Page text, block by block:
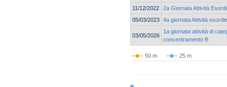
11/12/2022
2a Giornata Attività
05/03/2023 4a giornata Attività
03/05/2026
1a giornata attività di
concentramento B
50 m 25 m